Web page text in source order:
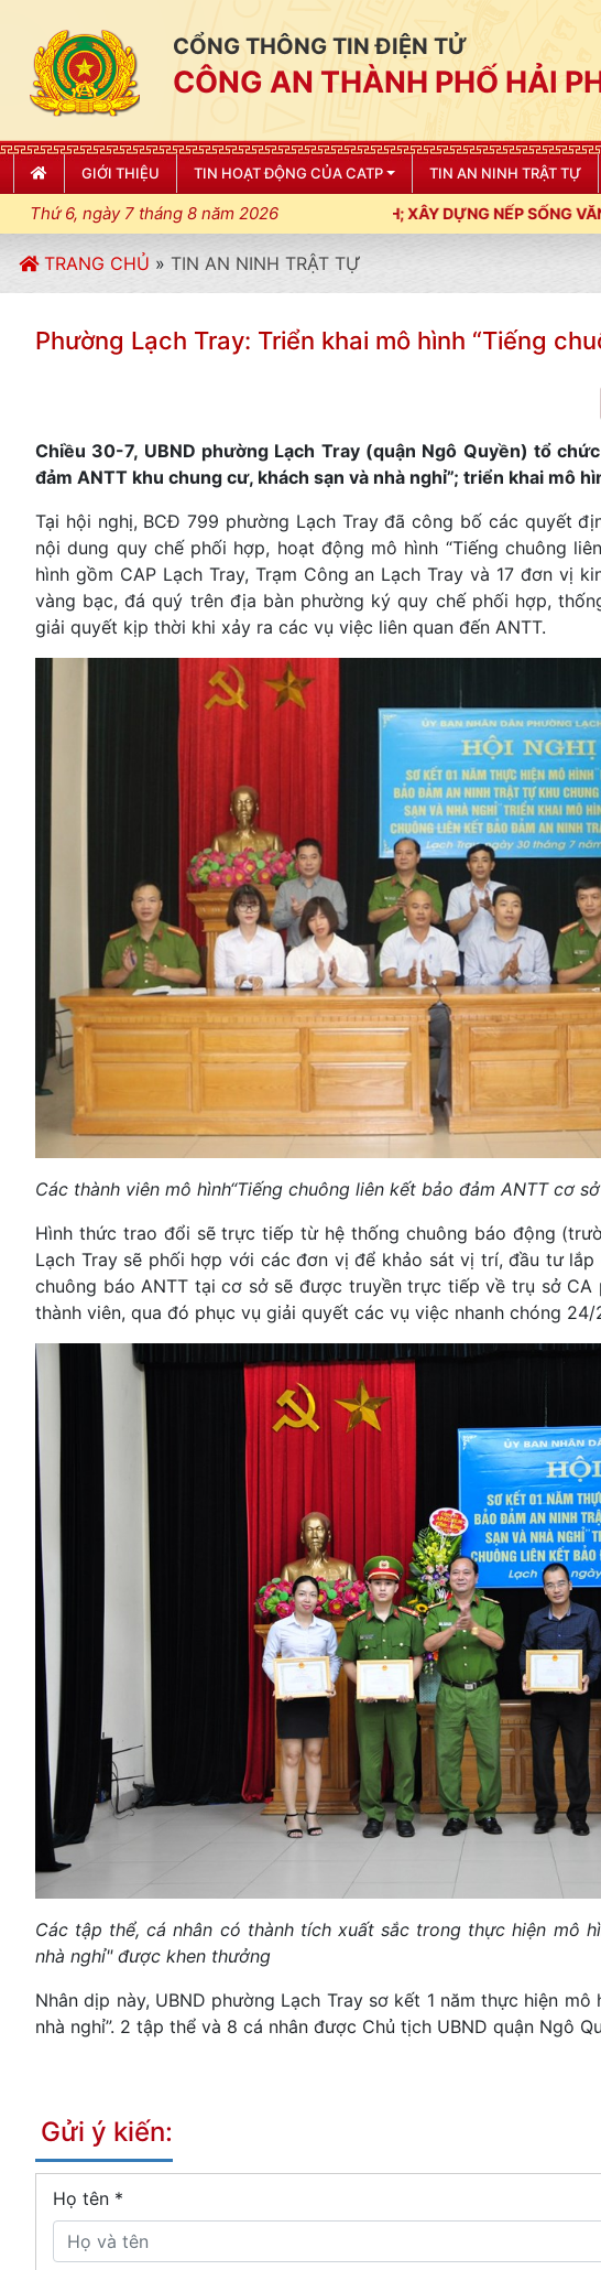
CỔNG THÔNG TIN ĐIỆN TỬ
CÔNG AN THÀNH PHỐ HẢI
GIỚI THIỆU TIN HOẠT ĐỘNG CỦA CATP TIN AN NINH TRẬT TỰ
Thứ 6, ngày 7 tháng 8 năm 2026
KỶ CƯƠNG, ĐIỀU LỆNH; XÂY DỰNG NẾP SỐNG VĂN HÓA VÌ NHÂN DÂN
TRANG CHỦ » TIN AN NINH TRẬT TỰ
Phường Lạch Tray: Triển khai mô hình “Tiếng
Chiều 30-7, UBND phường Lạch Tray (quận Ngô Quyền) tổ
đảm ANTT khu chung cư, khách sạn và nhà nghỉ”; triển khai mô
Tại hội nghị, BCĐ 799 phường Lạch Tray đã công bố các quyết
nội dung quy chế phối hợp, hoạt động mô hình “Tiếng chuông
hình gồm CAP Lạch Tray, Trạm Công an Lạch Tray và 17 đơn vị
vàng bạc, đá quý trên địa bàn phường ký quy chế phối hợp,
giải quyết kịp thời khi xảy ra các vụ việc liên quan đến ANTT.
Các thành viên mô hình“Tiếng chuông liên kết bảo đảm ANTT cơ
Hình thức trao đổi sẽ trực tiếp từ hệ thống chuông báo động
Lạch Tray sẽ phối hợp với các đơn vị để khảo sát vị trí, đầu tư
chuông báo ANTT tại cơ sở sẽ được truyền trực tiếp về trụ sở
thành viên, qua đó phục vụ giải quyết các vụ việc nhanh chóng 24/
Các tập thể, cá nhân có thành tích xuất sắc trong thực hiện mô
nhà nghỉ" được khen thưởng
Nhân dịp này, UBND phường Lạch Tray sơ kết 1 năm thực hiện
nhà nghỉ”. 2 tập thể và 8 cá nhân được Chủ tịch UBND quận Ngô
Gửi ý kiến:
Họ tên *